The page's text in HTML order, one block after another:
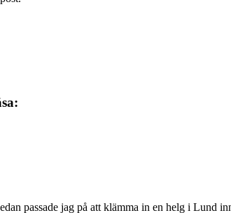
passade jag på att klämma in en helg i Lund